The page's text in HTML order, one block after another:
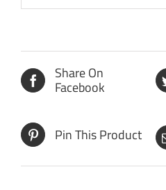
Share On
Facebook
Pin This Product